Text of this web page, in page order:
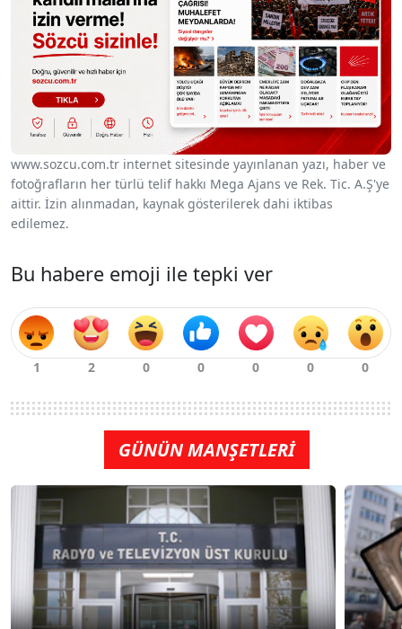
www.sozcu.com.tr internet sitesinde yayınlanan yazı, haber ve
fotoğrafların her türlü telif hakkı Mega Ajans ve Rek. Tic. A.Ş'ye
aittir. İzin alınmadan, kaynak gösterilerek dahi iktibas
edilemez.
Bu habere emoji ile tepki ver
GÜNÜN MANŞETLERİ